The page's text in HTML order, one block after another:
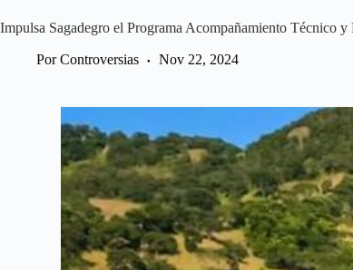
Impulsa Sagadegro el Programa Acompañamiento Técnico y
Por Controversias Nov 22, 2024